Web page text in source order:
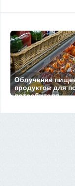
Облучение
продуктов для
потребителя